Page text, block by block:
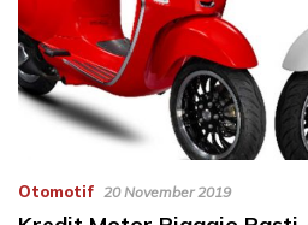
Otomotif 20 November 2019